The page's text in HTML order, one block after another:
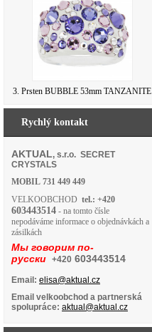
3. Prsten BUBBLE 53mm TANZANITE
Rychlý kontakt
AKTUAL, s.r.o. SECRET
CRYSTALS
MOBIL 731 449 449
VELKOOBCHOD tel.: +420
603443514 - na tomto čísle
nepodáváme informace o objednávkách a
zásilkách
Мы говорим по-
русски +420 603443514
Email: elisa@aktual.cz
Email velkoobchod a partnerská
spolupráce: aktual@aktual.cz